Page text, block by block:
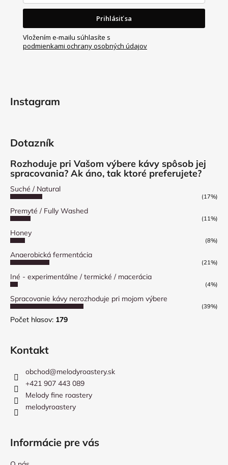
Prihlásiť sa
Vložením e-mailu súhlasíte s
podmienkami ochrany osobných údajov
Instagram
Dotazník
Rozhoduje pri Vašom výbere kávy spôsob jej
spracovania? Ak áno, tak ktoré preferujete?
Suché / Natural
(17%)
Premyté / Fully Washed
(11%)
Honey
(8%)
Anaerobická fermentácia
(21%)
Iné - experimentálne / termické / macerácia
(4%)
Spracovanie kávy nerozhoduje pri mojom výbere
(39%)
Počet hlasov: 179
Kontakt
obchod@melodyroastery.sk
+421 907 443 089
Melody fine roastery
melodyroastery
Informácie pre vás